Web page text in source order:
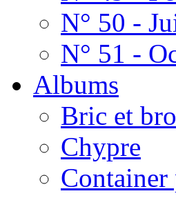
N° 50 -
N° 51 -
Albums
Bric et
Chypre
Container